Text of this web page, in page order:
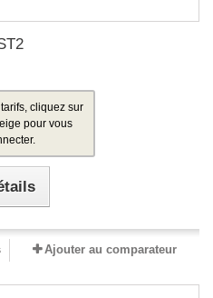
cliquez sur
pour vous
Ajouter au comparateur